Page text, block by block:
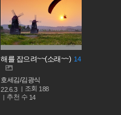
해를 잡으려~~(소래~~) 14
호세김/김광식
22.6.3
조회 188
추천 수 14